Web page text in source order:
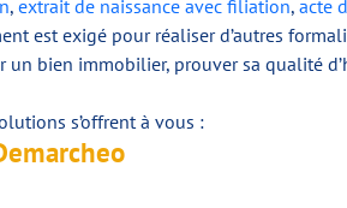
, extrait de naissance avec filiation, acte
est exigé pour réaliser d’autres
un bien immobilier, prouver sa qualité
s’offrent à vous :